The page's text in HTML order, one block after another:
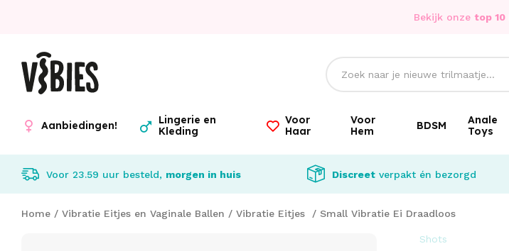
Bekijk onze top 10
Aanbiedingen!
Lingerie en
Kleding
Voor
Haar
Voor
Hem
BDSM
Anale
Toys
Voor 23.59 uur besteld, morgen in huis Discreetverpakt én bezorgd
Home / Vibratie Eitjes en Vaginale Ballen / Vibratie Eitjes / Small Vibratie Ei Draadloos
Shots